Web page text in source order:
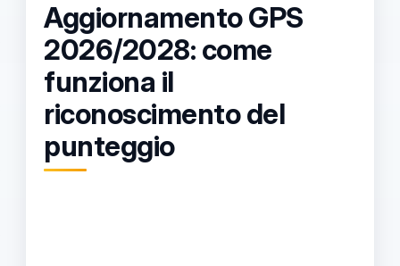
Aggiornamento GPS
2026/2028: come
funziona il
riconoscimento del
punteggio